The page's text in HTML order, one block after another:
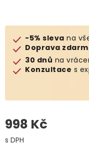
-5% sleva na
Doprava
30 dnů na
Konzultace s
998 Kč